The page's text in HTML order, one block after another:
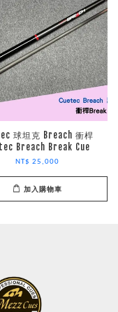
球坦克 Breach 衝桿
Breach Break Cue
NT$ 25,000
加入購物車